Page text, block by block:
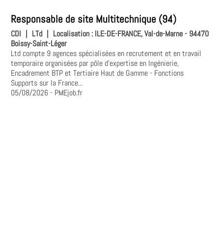
Responsable de site Multitechnique (94)
CDI LTd Localisation : ILE-DE-FRANCE, Val-de-Marne - 94470
Boissy-Saint-Léger
Ltd compte 9 agences spécialisées en recrutement et en travail
temporaire organisées par pôle d'expertise en Ingénierie,
Encadrement BTP et Tertiaire Haut de Gamme - Fonctions
Supports sur la France...
05/08/2026- PMEjob.fr